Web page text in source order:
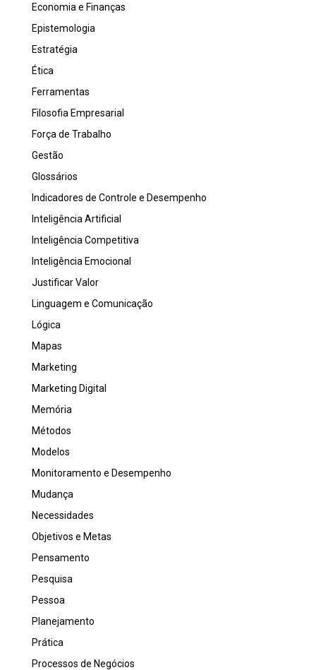
Economia e Finanças
Epistemologia
Estratégia
Ética
Ferramentas
Filosofia Empresarial
Força de Trabalho
Gestão
Glossários
Indicadores de Controle e Desempenho
Inteligência Artificial
Inteligência Competitiva
Inteligência Emocional
Justificar Valor
Linguagem e Comunicação
Lógica
Mapas
Marketing
Marketing Digital
Memória
Métodos
Modelos
Monitoramento e Desempenho
Mudança
Necessidades
Objetivos e Metas
Pensamento
Pesquisa
Pessoa
Planejamento
Prática
Processos de Negócios